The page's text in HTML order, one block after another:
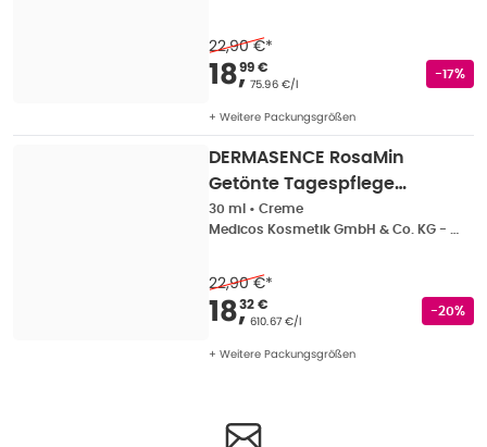
22,90 €*
Verkaufspreis
18,
99 €
Grundpreis
75.96 €/l
-17%
+ Weitere Packungsgrößen
DERMASENCE RosaMin
Getönte Tagespflege
mittel LSF 50 30 ml
30 ml • Creme
22,90 €*
Verkaufspreis
18,
32 €
Grundpreis
610.67 €/l
-20%
+ Weitere Packungsgrößen